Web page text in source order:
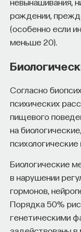
рождении,
(особенно если
меньше 20).
Согласно
психических
пищевого
на
психологические
Биологические
в нарушении
гормонов,
Порядка 50%
генетическими